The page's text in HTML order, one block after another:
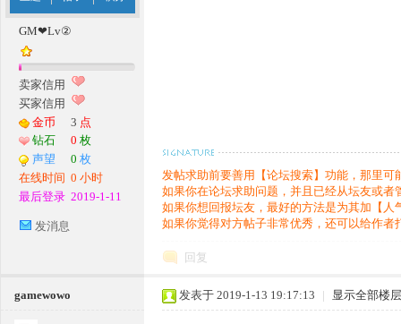
龙,
传
GM❤Lv②
卖家信用
买家信用
金币
3 点
钻石
0 枚
声望
0 枚
在线时间 0 小时
最后登录 2019-1-11
发消息
发帖求助前要善用【论坛搜索】功能，那里可
如果你在论坛求助问题，并且已经从坛友或
如果你想回报坛友，最好的方法是为其加【
如果你觉得对方帖子非常优秀，还可以给作
回复
gamewowo 发表于 2019-1-13 19:17:13 | 显示全部楼层